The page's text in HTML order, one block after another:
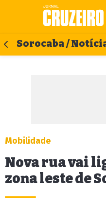
Sorocaba /
Mobilidade
Nova rua vai
zona leste de